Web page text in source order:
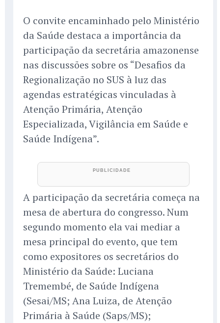
O convite encaminhado pelo Ministério
da Saúde destaca a importância da
participação da secretária amazonense
nas discussões sobre os “Desafios da
Regionalização no SUS à luz das
agendas estratégicas vinculadas à
Atenção Primária, Atenção
Especializada, Vigilância em Saúde e
Saúde Indígena”.
A participação da secretária começa na
mesa de abertura do congresso. Num
segundo momento ela vai mediar a
mesa principal do evento, que tem
como expositores os secretários do
Ministério da Saúde: Luciana
Tremembé, de Saúde Indígena
(Sesai/MS; Ana Luiza, de Atenção
Primária à Saúde (Saps/MS);